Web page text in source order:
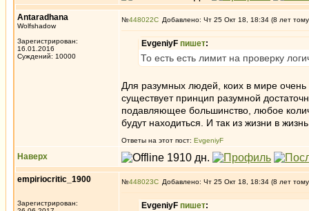
Antaradhana
Wolfshadow
Зарегистрирован:
16.01.2016
Суждений: 10000
№448022 Добавлено: Чт 25 Окт 18, 18:34 (8 лет
EvgeniyF пишет:
То есть есть лимит на проверку
Для разумных людей, коих в мире
существует принцип разумной
подавляющее большинство, любое
будут находиться. И так из жизни в
Ответы на этот пост: EvgeniyF
Наверх
empiriocritic_1900
Зарегистрирован:
№448023 Добавлено: Чт 25 Окт 18, 18:34 (8 лет
EvgeniyF пишет: